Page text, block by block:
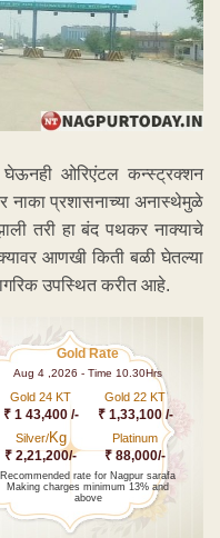
घेऊनही ओरिएंटल कन्स्ट्रक्शन
नाका प्रशासनाच्या अनास्थेमुळे
तरी हा बंद पथकर नाक्याचे
आणखी किती बळी घेतल्या
उपस्थित करीत आहे.
Gold Rate
Aug 4 ,2026 - Time 10.30Hrs
Gold 24 KT
₹ 1 43,400 /-
Gold 22 KT
₹ 1,33,100 /-
Silver/Kg
₹ 2,21,200/-
Platinum
₹ 88,000/-
Recommended rate for Nagpur sarafa
Making charges minimum 13% and
above